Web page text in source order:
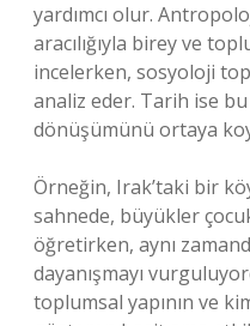
yardımcı olur.
aracılığıyla birey ve
incelerken, sosyoloji
analiz eder. Tarih ise
dönüşümünü ortaya
Örneğin, Irak’taki bir
sahnede, büyükler
öğretirken, aynı
dayanışmayı
toplumsal yapının ve